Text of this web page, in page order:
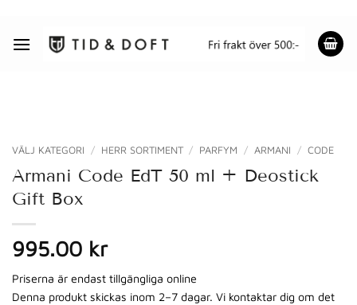
content
VÄLJ KATEGORI / HERR SORTIMENT / PARFYM / ARMANI / CODE
Armani Code EdT 50 ml + Deostick
Gift Box
995.00 kr
Priserna är endast tillgängliga online
Denna produkt skickas inom 2–7 dagar. Vi kontaktar dig om det